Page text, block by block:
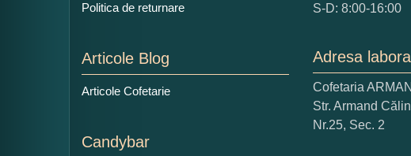
Ce nota
1 2
Nu tocmai
Politica de returnare
Articole Blog
Articole Cofetarie
Candybar
S-D: 8:00-16:00
Adresa
Cofetaria
Str. Armand
Nr.25, Sec. 2